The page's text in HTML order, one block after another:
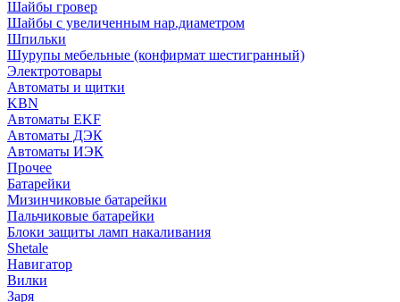
Шайбы гровер
Шайбы с увеличенным нар.диаметром
Шпильки
Шурупы мебельные (конфирмат шестигранный)
Электротовары
Автоматы и щитки
KBN
Автоматы EKF
Автоматы ДЭК
Автоматы ИЭК
Прочее
Батарейки
Мизинчиковые батарейки
Пальчиковые батарейки
Блоки защиты ламп накаливания
Shetale
Навигатор
Вилки
Заря